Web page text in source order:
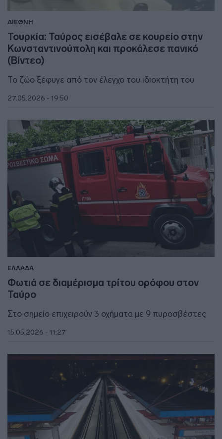
ΔΙΕΘΝΗ
Τουρκία: Ταύρος εισέβαλε σε κουρείο στην
Κωνσταντινούπολη και προκάλεσε πανικό
(Βίντεο)
Το ζώο ξέφυγε από τον έλεγχο του ιδιοκτήτη του
27.05.2026 - 19:50
ΕΛΛΑΔΑ
Φωτιά σε διαμέρισμα τρίτου ορόφου στον
Ταύρο
Στο σημείο επιχειρούν 3 οχήματα με 9 πυροσβέστες
15.05.2026 - 11:27